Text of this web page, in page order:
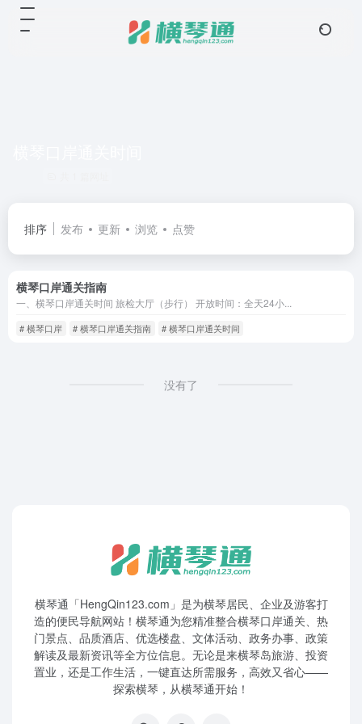
排序 发布 更新 浏览 点赞
横琴口岸通关指南
一、横琴口岸通关时间 旅检大厅（步行） 开放时间：全天24小...
# 横琴口岸 # 横琴口岸通关指南 # 横琴口岸通关时间
没有了
横琴通「HengQin123.com」是为横琴居民、企业及游客打
造的便民导航网站！横琴通为您精准整合横琴口岸通关、热
门景点、品质酒店、优选楼盘、文体活动、政务办事、政策
解读及最新资讯等全方位信息。无论是来横琴岛旅游、投资
置业，还是工作生活，一键直达所需服务，高效又省心——
探索横琴，从横琴通开始！